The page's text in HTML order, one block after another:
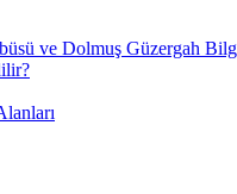
ve Dolmuş Güzergah